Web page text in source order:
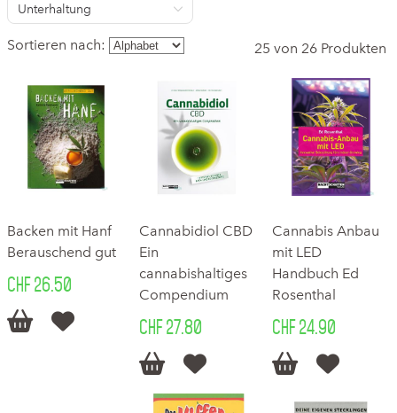
Unterhaltung
Sortieren nach: 25 von 26 Produkten
Backen mit Hanf
Berauschend gut
CHF 26.50
 
Cannabidiol CBD
Ein
cannabishaltiges
Compendium
CHF 27.80
 
Cannabis Anbau
mit LED
Handbuch Ed
Rosenthal
CHF 24.90
 